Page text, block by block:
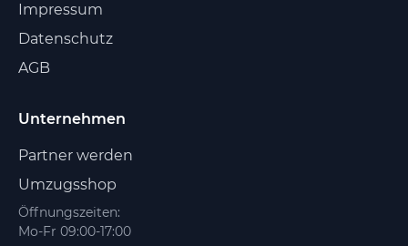
Impressum
Datenschutz
AGB
Unternehmen
Partner werden
Umzugsshop
Öffnungszeiten:
Mo-Fr 09:00-17:00